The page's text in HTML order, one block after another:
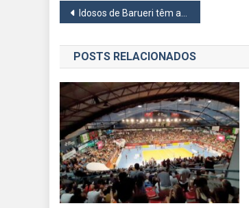
Navegação
de
Post
Idosos de Barueri têm a segunda melhor qualidade de vida da Grande São Paulo
POSTS RELACIONADOS